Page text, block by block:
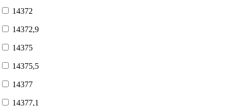
14372
14372,9
14375
14375,5
14377
14377,1